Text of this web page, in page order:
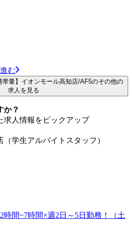
む
量】イオンモール高知店/AF5のその他の
求人を見る
か？
求人情報をピックアップ
学生アルバイトスタッフ）
間~7時間×週2日～5日勤務！（土